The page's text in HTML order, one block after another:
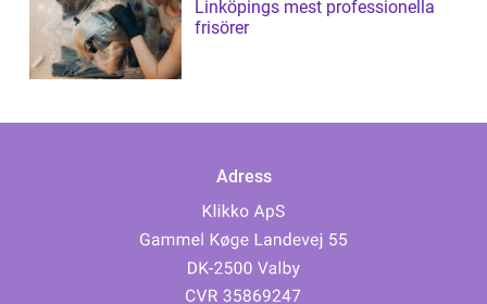
Linköpings mest professionella
frisörer
Adress